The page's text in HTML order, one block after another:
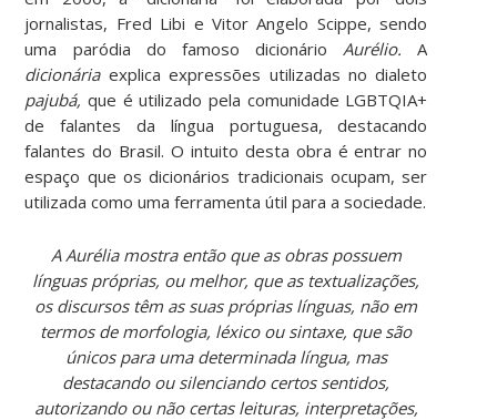
jornalistas, Fred Libi e Vitor Angelo Scippe, sendo
uma paródia do famoso dicionário Aurélio.A
dicionáriaexplica expressões utilizadas no dialeto
pajubá,que é utilizado pela comunidade LGBTQIA+
de falantes da língua portuguesa, destacando
falantes do Brasil. O intuito desta obra é entrar no
espaço que os dicionários tradicionais ocupam, ser
utilizada como uma ferramenta útil para a sociedade.
A Aurélia mostra então que as obras possuem
línguas próprias, ou melhor, que as textualizações,
os discursos têm as suas próprias línguas, não em
termos de morfologia, léxico ou sintaxe, que são
únicos para uma determinada língua, mas
destacando ou silenciando certos sentidos,
autorizando ou não certas leituras, interpretações,